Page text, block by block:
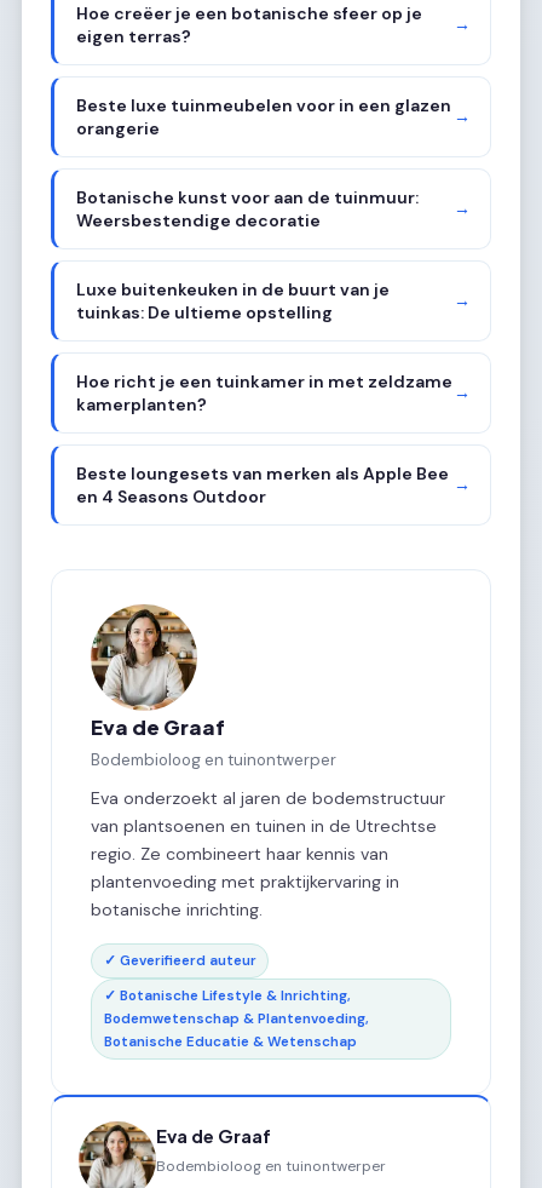
Hoe creëer je een botanische sfeer op je
eigen terras?
→
Beste luxe tuinmeubelen voor in een glazen
orangerie
→
Botanische kunst voor aan de tuinmuur:
Weersbestendige decoratie
→
Luxe buitenkeuken in de buurt van je
tuinkas: De ultieme opstelling
→
Hoe richt je een tuinkamer in met zeldzame
kamerplanten?
→
Beste loungesets van merken als Apple Bee
en 4 Seasons Outdoor
→
Eva de Graaf
Bodembioloog en tuinontwerper
Eva onderzoekt al jaren de bodemstructuur
van plantsoenen en tuinen in de Utrechtse
regio. Ze combineert haar kennis van
plantenvoeding met praktijkervaring in
botanische inrichting.
✓ Geverifieerd auteur
✓ Botanische Lifestyle & Inrichting,
Bodemwetenschap & Plantenvoeding,
Botanische Educatie & Wetenschap
Eva de Graaf
Bodembioloog en tuinontwerper